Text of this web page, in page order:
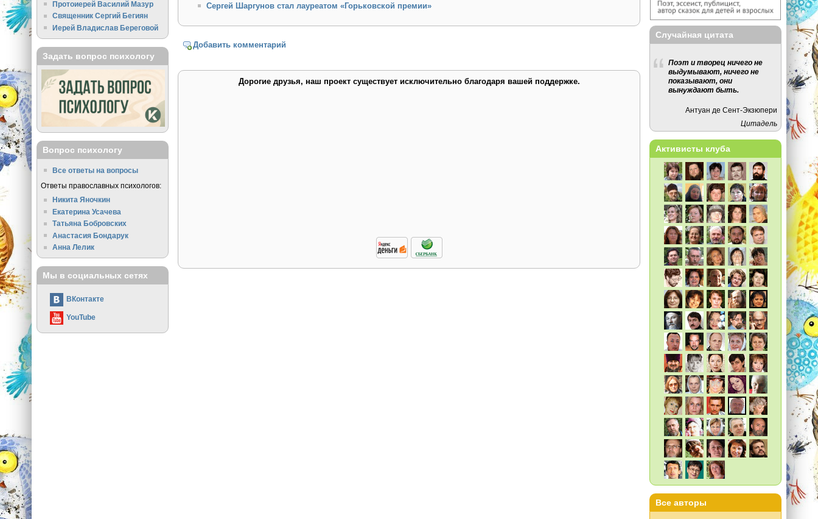
Сергей Шаргунов стал лауреатом «Горьковской премии»
Добавить комментарий
Дорогие друзья, наш проект существует исключительно благодаря вашей поддержке.
Протоиерей Василий Мазур
Священник Сергий Бегиян
Иерей Владислав Береговой
Задать вопрос психологу
Вопрос психологу
Все ответы на вопросы
Ответы православных психологов:
Никита Яночкин
Екатерина Усачева
Татьяна Бобровских
Анастасия Бондарук
Анна Лелик
Мы в социальных сетях
ВКонтакте
YouTube
Случайная цитата
Поэт и творец ничего не
выдумывают, ничего не
показывают, они
вынуждают быть.
Антуан де Сент-Экзюпери
Цитадель
Активисты клуба
Все авторы